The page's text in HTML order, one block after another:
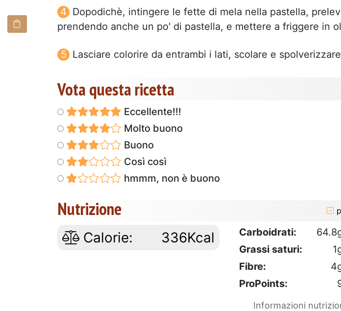
Dopodichè, intingere le fette di mela nella pastella,
prendendo anche un po' di pastella, e mettere a friggere in
Lasciare colorire da entrambi i lati, scolare e
Vota questa ricetta
Eccellente!!!
Molto buono
Buono
Così così
hmmm, non è buono
Nutrizione
Calorie: 336Kcal Carboidrati:
Grassi saturi:
Fibre:
ProPoints:
Informazioni